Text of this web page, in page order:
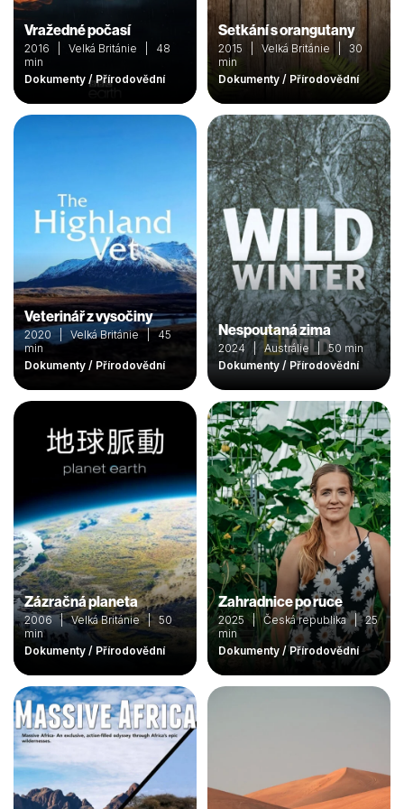
Vražedné počasí
2016 | Velká Británie | 48
min
Dokumenty / Přírodovědní
Setkání s orangutany
2015 | Velká Británie | 30
min
Dokumenty / Přírodovědní
Veterinář z vysočiny
2020 | Velká Británie | 45
min
Dokumenty / Přírodovědní
Nespoutaná zima
2024 | Austrálie | 50 min
Dokumenty / Přírodovědní
Zázračná planeta
2006 | Velká Británie | 50
min
Dokumenty / Přírodovědní
Zahradnice po ruce
2025 | Česká republika | 25
min
Dokumenty / Přírodovědní